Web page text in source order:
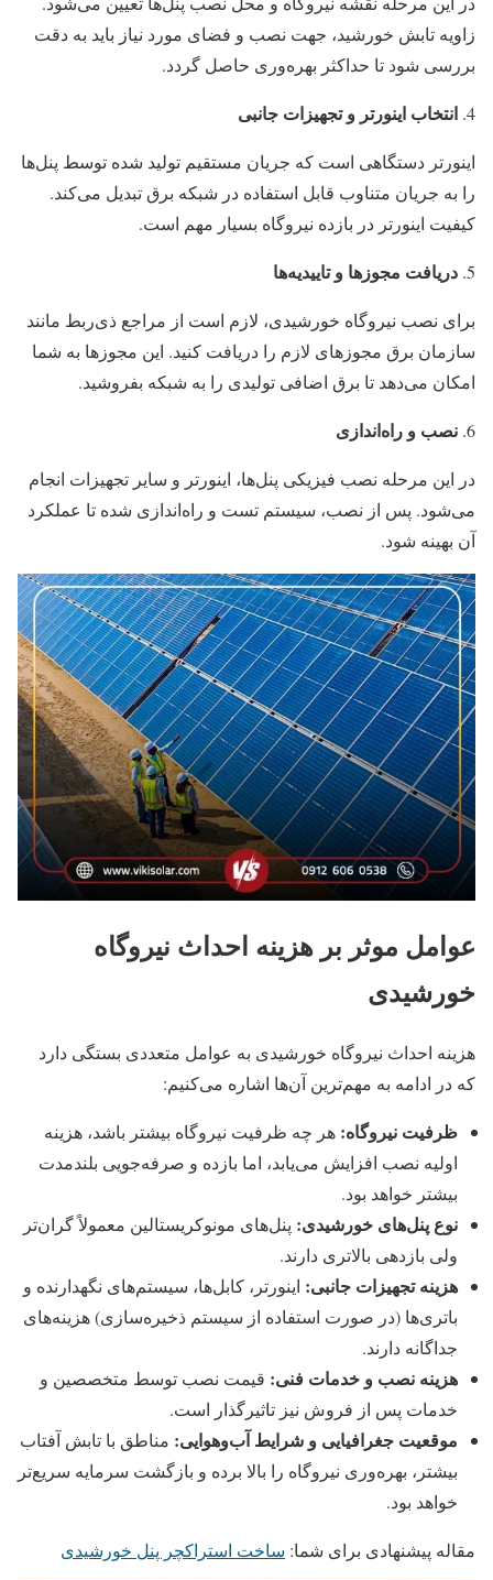
زاویه تابش خورشید، جهت نصب و فضای مورد نیاز باید به دقت
بررسی شود تا حداکثر بهره‌وری حاصل گردد.
انتخاب اینورتر و تجهیزات جانبی
اینورتر دستگاهی است که جریان مستقیم تولید شده توسط پنل‌ها
را به جریان متناوب قابل استفاده در شبکه برق تبدیل می‌کند.
کیفیت اینورتر در بازده نیروگاه بسیار مهم است.
دریافت مجوزها و تاییدیه‌ها
برای نصب نیروگاه خورشیدی، لازم است از مراجع ذی‌ربط مانند
سازمان برق مجوزهای لازم را دریافت کنید. این مجوزها به شما
امکان می‌دهد تا برق اضافی تولیدی را به شبکه بفروشید.
نصب و راه‌اندازی
در این مرحله نصب فیزیکی پنل‌ها، اینورتر و سایر تجهیزات انجام
می‌شود. پس از نصب، سیستم تست و راه‌اندازی شده تا عملکرد
آن بهینه شود.
عوامل موثر بر هزینه احداث نیروگاه
خورشیدی
هزینه احداث نیروگاه خورشیدی به عوامل متعددی بستگی دارد
که در ادامه به مهم‌ترین آن‌ها اشاره می‌کنیم:
ظرفیت نیروگاه: هر چه ظرفیت نیروگاه بیشتر باشد، هزینه
اولیه نصب افزایش می‌یابد، اما بازده و صرفه‌جویی بلندمدت
بیشتر خواهد بود.
نوع پنل‌های خورشیدی: پنل‌های مونوکریستالین معمولاً گران‌تر
ولی بازدهی بالاتری دارند.
هزینه تجهیزات جانبی: اینورتر، کابل‌ها، سیستم‌های نگهدارنده و
باتری‌ها (در صورت استفاده از سیستم ذخیره‌سازی) هزینه‌های
جداگانه دارند.
هزینه نصب و خدمات فنی: قیمت نصب توسط متخصصین و
خدمات پس از فروش نیز تاثیرگذار است.
موقعیت جغرافیایی و شرایط آب‌وهوایی: مناطق با تابش آفتاب
بیشتر، بهره‌وری نیروگاه را بالا برده و بازگشت سرمایه سریع‌تر
خواهد بود.
مقاله پیشنهادی برای شما: ساخت استراکچر پنل خورشیدی